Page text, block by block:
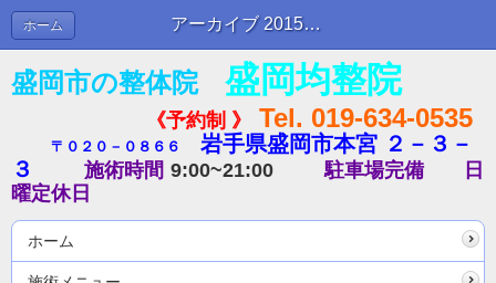
アーカイブ 2015年12月 | ブログ
ホーム
盛岡市の整体院 盛岡均整院
《予約制 》 Tel. 019-634-0535
〒０２０－０８６６
岩手県盛岡市本宮 ２－３－
３
施術時間 9:00~21:00 駐車場完備
日
曜定休日
ホーム